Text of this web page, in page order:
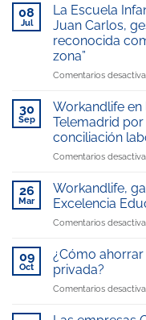
08
Jul
La Escuela
Juan Carlos,
reconocida
zona”
Comentarios
30
Sep
Workandlife en
Telemadrid
conciliación
Comentarios
26
Mar
Workandlife,
Excelencia
Comentarios
09
Oct
¿Cómo
privada?
Comentarios